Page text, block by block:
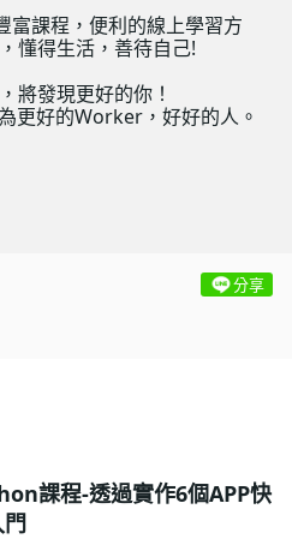
富課程，便利的線上學習方
懂得生活，善待自己!
將發現更好的你！
更好的Worker，好好的人。
分享
課程-透過實作6個APP快